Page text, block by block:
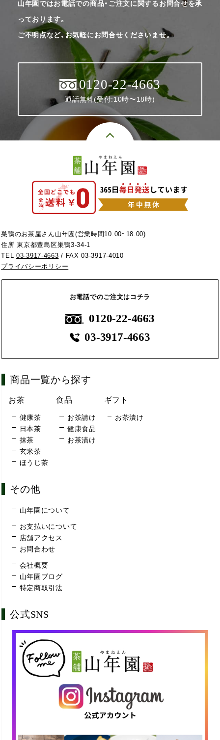
山年園ではお電話での商品・ご注文に関するお問合せを承
っております。
ご不明点など、お気軽にお問合せくださいませ。
0120-22-4663
通話無料(受付:10時〜18時)
巣鴨のお茶屋さん山年園(営業時間10:00~18:00)
住所 東京都豊島区巣鴨3-34-1
TEL03-3917-4663 / FAX 03-3917-4010
プライバシーポリシー
お電話でのご注文はコチラ
0120-22-4663
03-3917-4663
商品一覧から探す
お茶
健康茶
日本茶
抹茶
玄米茶
ほうじ茶
食品
お茶請け
健康食品
お茶漬け
ギフト
お茶漬け
その他
山年園について
お支払いについて
店舗アクセス
お問合わせ
会社概要
山年園ブログ
特定商取引法
公式SNS